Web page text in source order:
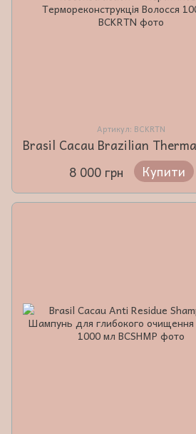
Артикул: BCKRTN
8 000 грн
Купити